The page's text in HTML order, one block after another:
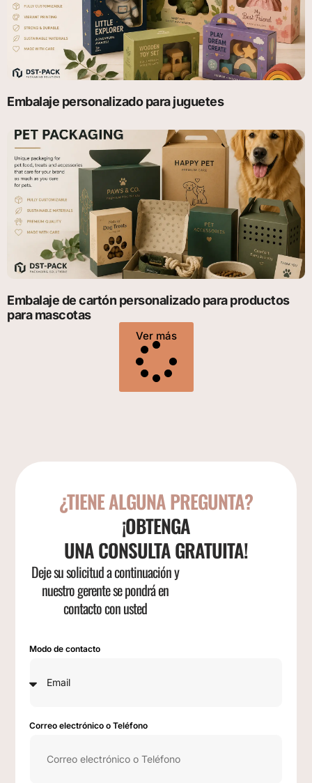
Embalaje personalizado para juguetes
Embalaje de cartón personalizado para productos
para mascotas
Ver más
¿TIENE ALGUNA PREGUNTA?
¡OBTENGA
UNA CONSULTA GRATUITA!
Deje su solicitud a continuación y
nuestro gerente se pondrá en
contacto con usted
Modo de contacto
Correo electrónico o Teléfono